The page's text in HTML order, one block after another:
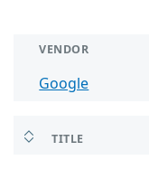
VENDOR
Google
TITLE